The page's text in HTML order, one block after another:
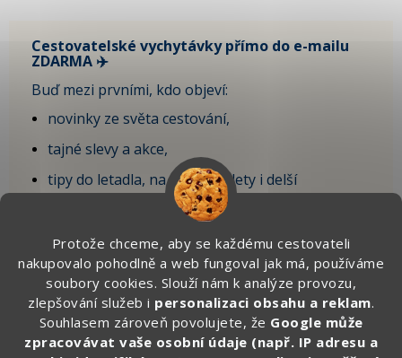
Protože chceme, aby se každému cestovateli
nakupovalo pohodlně a web fungoval jak má, používáme
soubory cookies. Slouží nám k analýze provozu,
zlepšování služeb i personalizaci obsahu a reklam.
Souhlasem zároveň povolujete, že Google může
zpracovávat vaše osobní údaje (např. IP adresu a
Cestovatelské vychytávky přímo do e-mailu
ZDARMA ✈️
Buď mezi prvními, kdo objeví:
novinky ze světa cestování,
tajné slevy a akce,
tipy do letadla, na krátké výlety i delší
dovolenou,
🎁 Po registraci získáte SLEVU 100 Kč
na první objednávku.
Zde vyplňte svůj email: